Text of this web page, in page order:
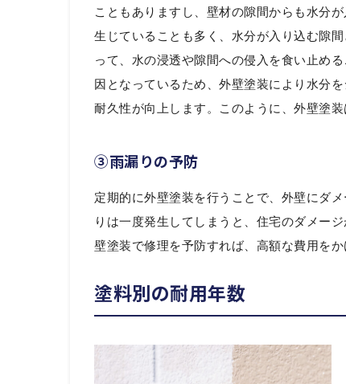
こともありますし、壁材の隙間からも水分
生じていることも多く、水分が入り込む隙
って、水の浸透や隙間への侵入を食い止め
因となっているため、外壁塗装により水分
耐久性が向上します。このように、外壁塗
③雨漏りの予防
定期的に外壁塗装を行うことで、外壁にダ
りは一度発生してしまうと、住宅のダメー
壁塗装で修理を予防すれば、高額な費用をか
塗料別の耐用年数